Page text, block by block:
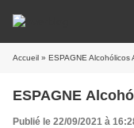
Accueil » ESPAGNE Alcohólicos
ESPAGNE
Publié le 22/09/2021 à